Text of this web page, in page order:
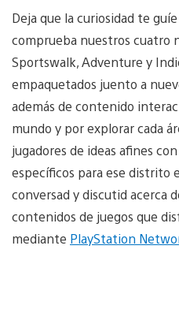
Deja que la curiosidad te
comprueba nuestros cuatro
Sportswalk, Adventure y
empaquetados juento a
además de contenido
mundo y por explorar cada
jugadores de ideas afines
específicos para ese distrito
conversad y discutid acerca
contenidos de juegos que
mediante PlayStation